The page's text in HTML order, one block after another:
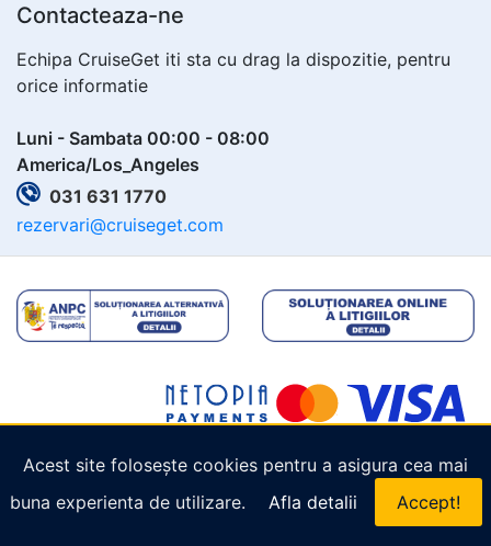
Acest site folosește cookies pentru a asigura cea mai
buna experienta de utilizare.
Afla detalii Accept!
Contacteaza-ne
Echipa CruiseGet iti sta cu drag la dispozitie, pentru
orice informatie
Luni - Sambata 00:00 - 08:00
America/Los_Angeles
031 631 1770
rezervari@cruiseget.com
Copyright © 2026 Cruiseget.com . Toate drepturile
rezervate.